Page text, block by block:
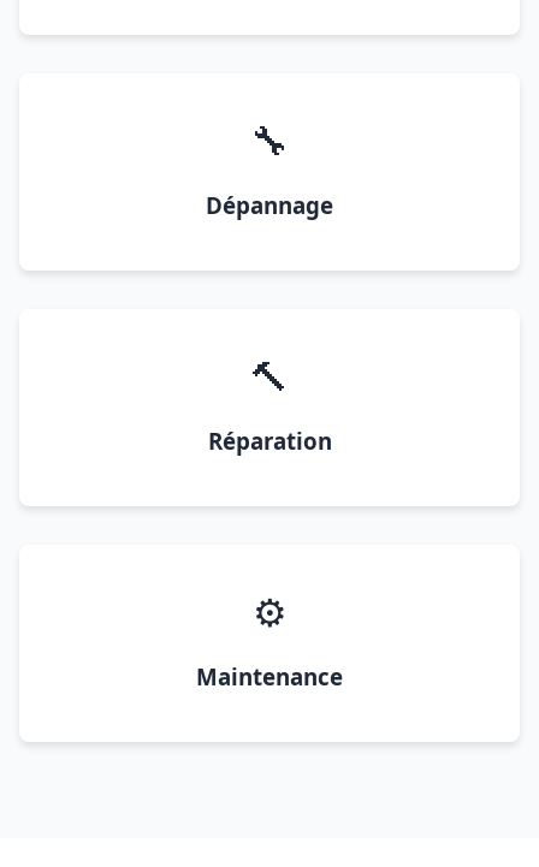
🔧
Dépannage
🔨
Réparation
⚙️
Maintenance